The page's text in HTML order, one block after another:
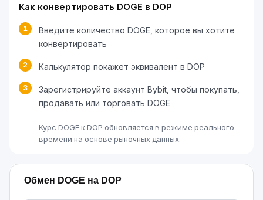
Как конвертировать DOGE в DOP
1
Введите количество DOGE, которое вы хотите
конвертировать
2 Калькулятор покажет эквивалент в DOP
3
Зарегистрируйте аккаунт Bybit, чтобы покупать,
продавать или торговать DOGE
Курс DOGE к DOP обновляется в режиме реального
времени на основе рыночных данных.
Обмен DOGE на DOP